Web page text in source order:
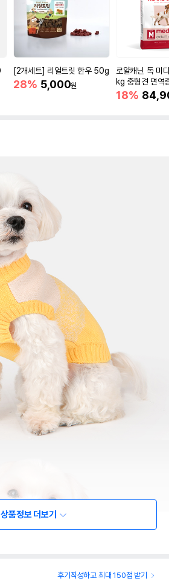
[2개세트] 리얼트릿 한우 50g
28% 5,000원
로얄캐닌 독 미
kg 중형견 면역
18%
상품정보 더보기
후기작성하고 최대 150점 받기